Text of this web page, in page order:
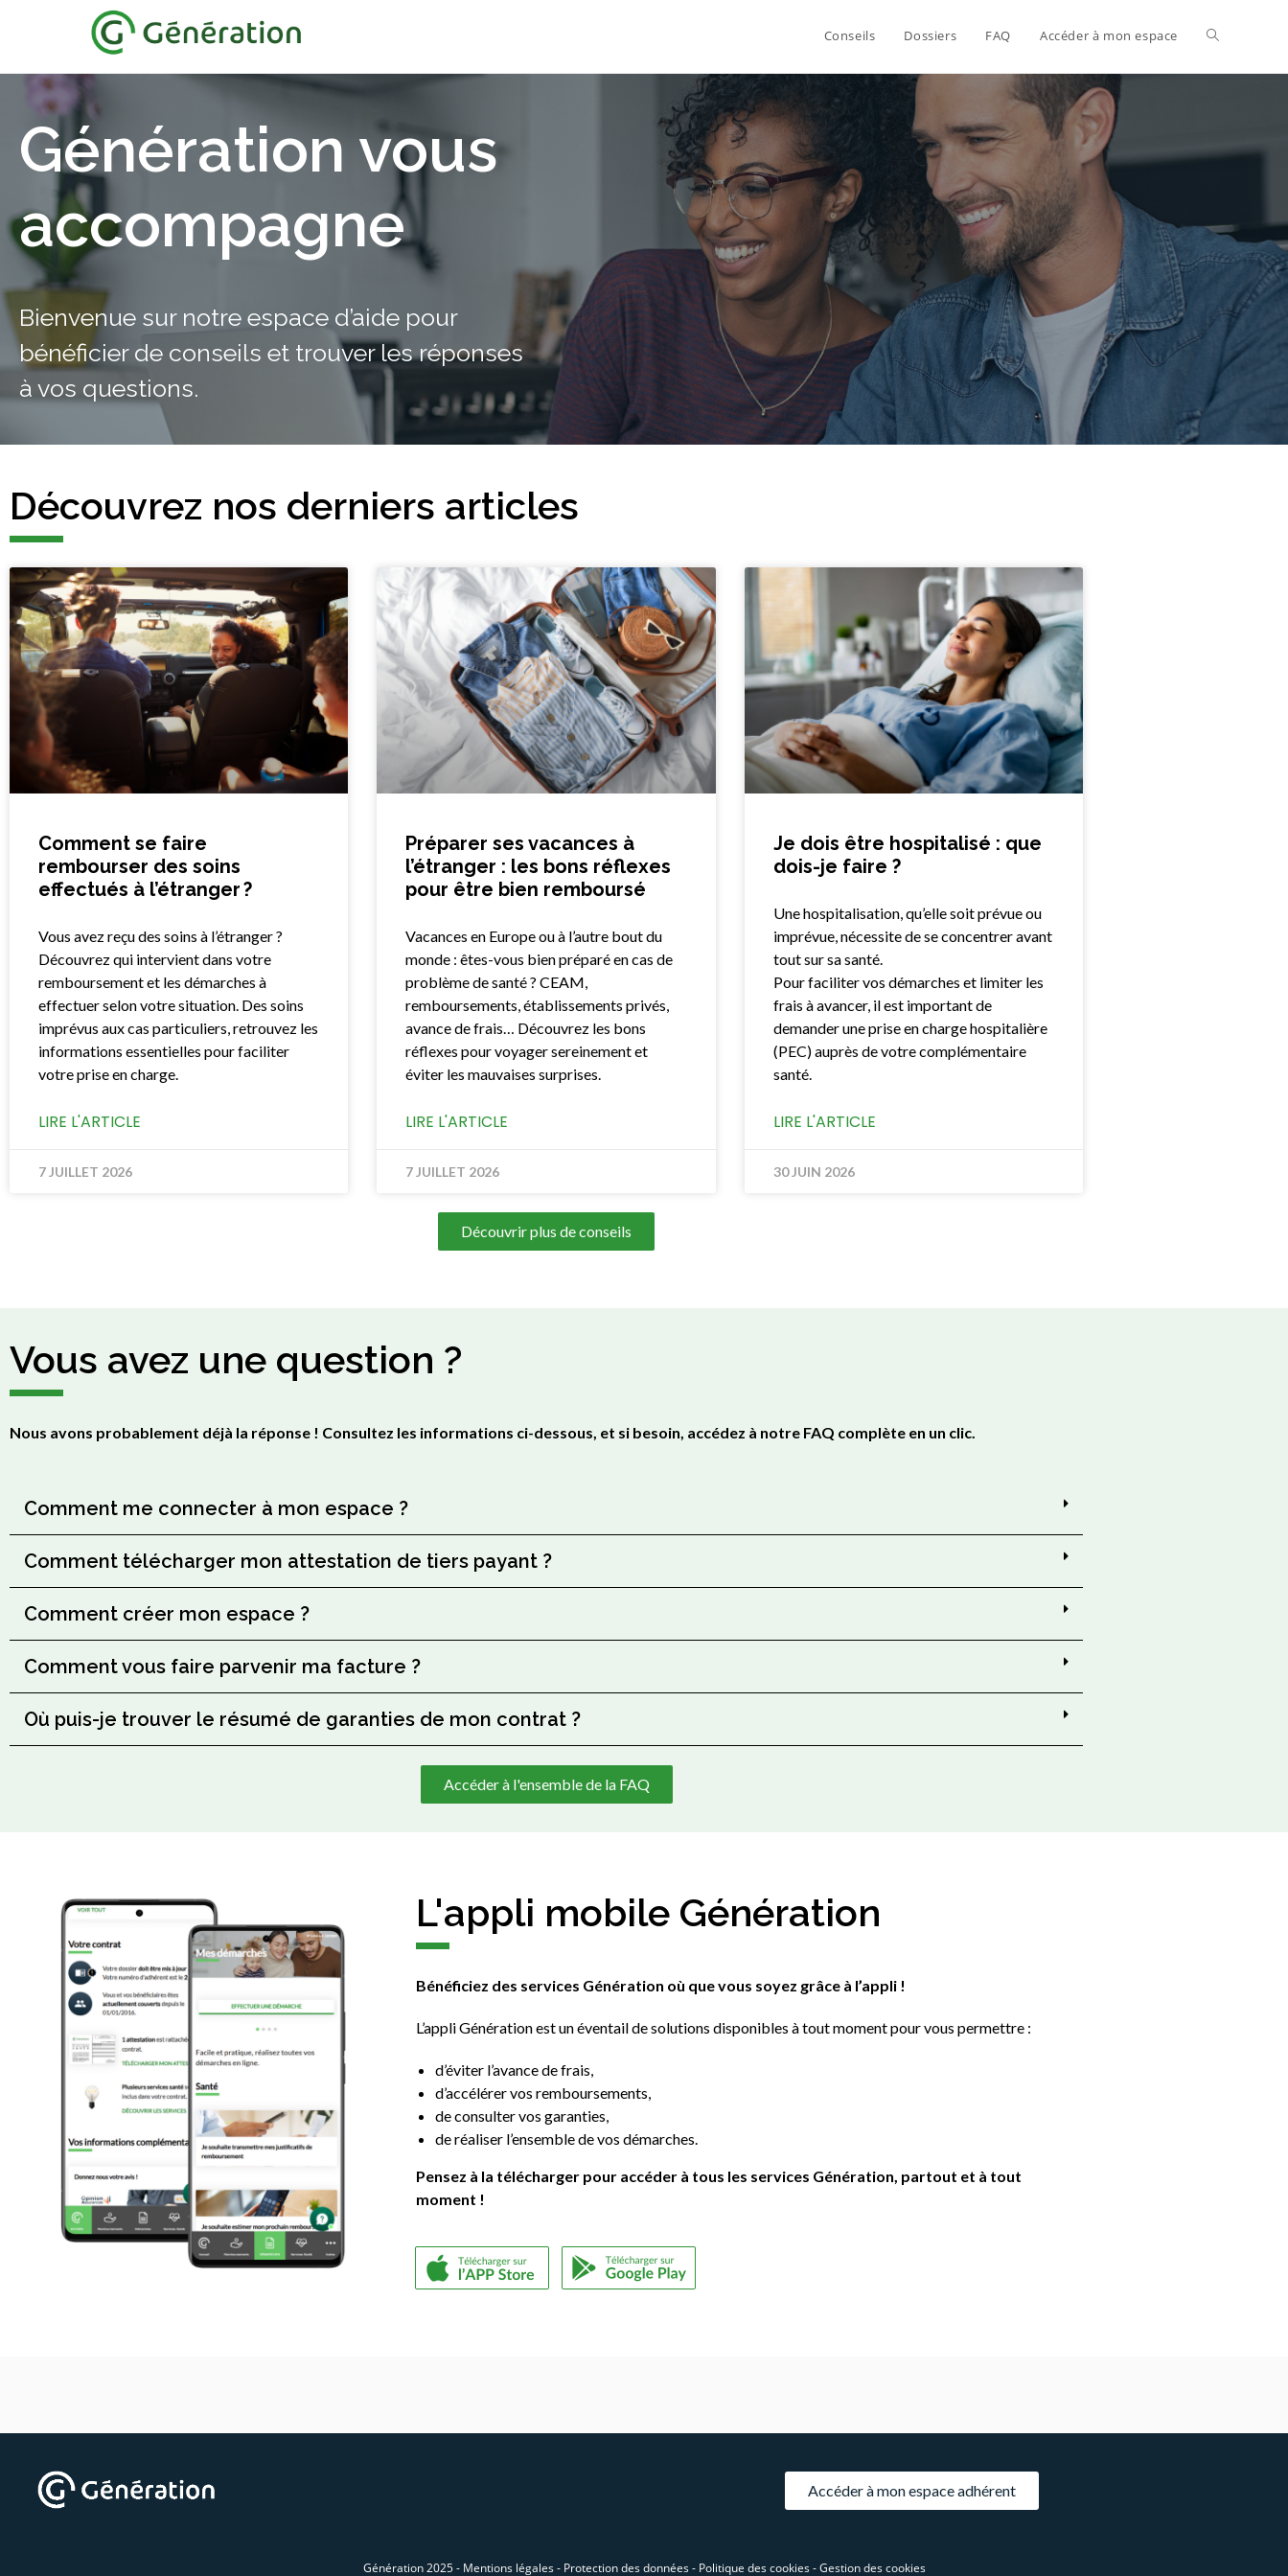
Conseils Dossiers FAQ Accéder à mon espace
Génération vous
accompagne
Bienvenue sur notre espace d’aide pour
bénéficier de conseils et trouver les réponses
à vos questions.
Découvrez nos derniers articles
Comment se faire
rembourser des soins
effectués à l’étranger ?
Vous avez reçu des soins à l’étranger ?
Découvrez qui intervient dans votre
remboursement et les démarches à
effectuer selon votre situation. Des soins
imprévus aux cas particuliers, retrouvez les
informations essentielles pour faciliter
votre prise en charge.
LIRE L'ARTICLE
7 JUILLET 2026
Préparer ses vacances à
l’étranger : les bons réflexes
pour être bien remboursé
Vacances en Europe ou à l’autre bout du
monde : êtes-vous bien préparé en cas de
problème de santé ? CEAM,
remboursements, établissements privés,
avance de frais… Découvrez les bons
réflexes pour voyager sereinement et
éviter les mauvaises surprises.
LIRE L'ARTICLE
7 JUILLET 2026
Je dois être hospitalisé : que
dois-je faire ?
Une hospitalisation, qu’elle soit prévue ou
imprévue, nécessite de se concentrer avant
tout sur sa santé.
Pour faciliter vos démarches et limiter les
frais à avancer, il est important de
demander une prise en charge hospitalière
(PEC) auprès de votre complémentaire
santé.
LIRE L'ARTICLE
30 JUIN 2026
Découvrir plus de conseils
Vous avez une question ?
Nous avons probablement déjà la réponse ! Consultez les informations ci-dessous, et si besoin, accédez à notre FAQ complète en un clic.
Comment me connecter à mon espace ?
Comment télécharger mon attestation de tiers payant ?
Comment créer mon espace ?
Comment vous faire parvenir ma facture ?
Où puis-je trouver le résumé de garanties de mon contrat ?
Accéder à l'ensemble de la FAQ
L'appli mobile Génération
Bénéficiez des services Génération où que vous soyez grâce à l’appli !
L’appli Génération est un éventail de solutions disponibles à tout moment pour vous permettre :
d’éviter l’avance de frais,
d’accélérer vos remboursements,
de consulter vos garanties,
de réaliser l’ensemble de vos démarches.
Pensez à la télécharger pour accéder à tous les services Génération, partout et à tout
moment !
Accéder à mon espace adhérent
Génération 2025 - Mentions légales - Protection des données - Politique des cookies - Gestion des cookies